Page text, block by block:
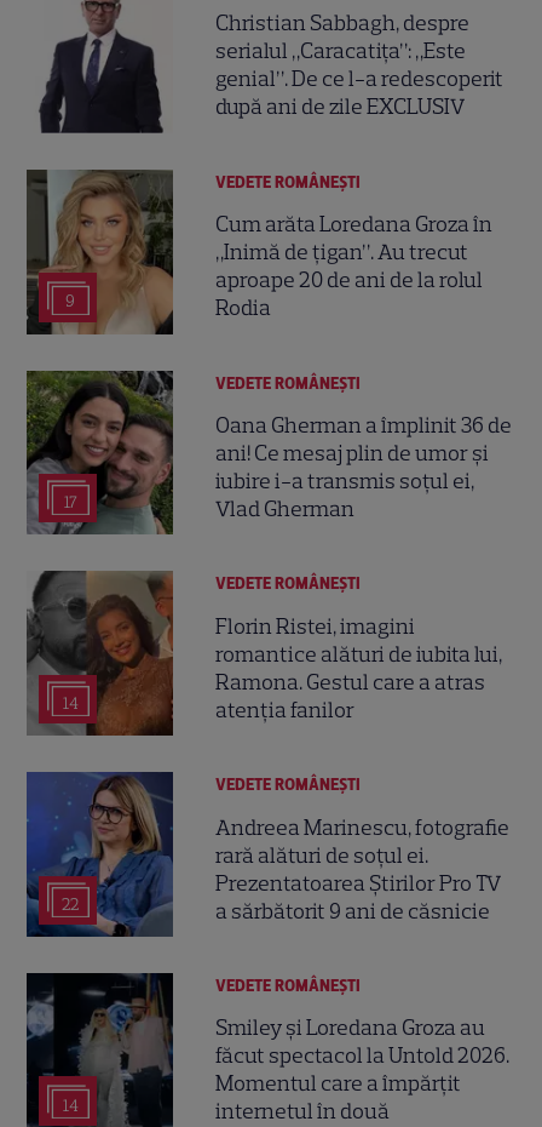
Christian Sabbagh, despre
serialul „Caracatița”: „Este
genial”. De ce l-a redescoperit
după ani de zile EXCLUSIV
9
VEDETE ROMÂNEŞTI
Cum arăta Loredana Groza în
„Inimă de țigan”. Au trecut
aproape 20 de ani de la rolul
Rodia
17
VEDETE ROMÂNEŞTI
Oana Gherman a împlinit 36 de
ani! Ce mesaj plin de umor și
iubire i-a transmis soțul ei,
Vlad Gherman
14
VEDETE ROMÂNEŞTI
Florin Ristei, imagini
romantice alături de iubita lui,
Ramona. Gestul care a atras
atenția fanilor
22
VEDETE ROMÂNEŞTI
Andreea Marinescu, fotografie
rară alături de soțul ei.
Prezentatoarea Știrilor Pro TV
a sărbătorit 9 ani de căsnicie
14
VEDETE ROMÂNEŞTI
Smiley și Loredana Groza au
făcut spectacol la Untold 2026.
Momentul care a împărțit
internetul în două